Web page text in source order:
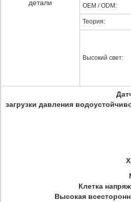
детали
OEM / ODM:
Теория:
Высокий свет:
загрузки давления
Клетка
Высокая